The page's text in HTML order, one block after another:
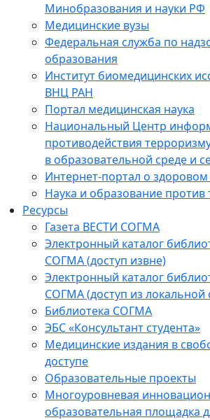
Минобразования и науки РФ
Медицинские вузы
Федеральная служба по
образования
Институт биомедицинских
ВНЦ РАН
Портал медицинская наука
Национальный Центр
противодействия
в образовательной среде и
Интернет-портал о
Наука и образование против
Ресурсы
Газета ВЕСТИ СОГМА
Электронный каталог
СОГМА (доступ извне)
Электронный каталог
СОГМА (доступ из локальной
Библиотека СОГМА
ЭБС «Консультант студента»
Медицинские издания в
доступе
Образовательные проекты
Многоуровневая
образовательная площадка